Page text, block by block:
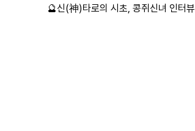
🔮신(神)타로의 시초, 콩쥐신녀 인터뷰